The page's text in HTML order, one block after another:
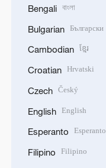
Bengali বাংলা
Bulgarian Български
Cambodian ខ្មែរ
Croatian Hrvatski
Czech Český
English English
Esperanto Esperanto
Filipino Filipino